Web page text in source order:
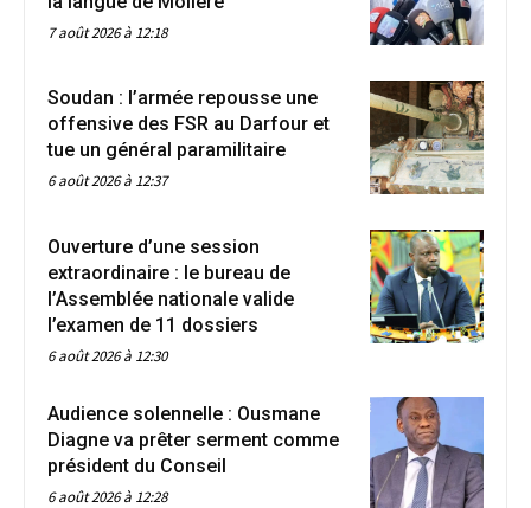
7 août 2026 à 12:18
Soudan : l’armée repousse une
offensive des FSR au Darfour et
tue un général paramilitaire
6 août 2026 à 12:37
Ouverture d’une session
extraordinaire : le bureau de
l’Assemblée nationale valide
l’examen de 11 dossiers
6 août 2026 à 12:30
Audience solennelle : Ousmane
Diagne va prêter serment comme
président du Conseil
6 août 2026 à 12:28